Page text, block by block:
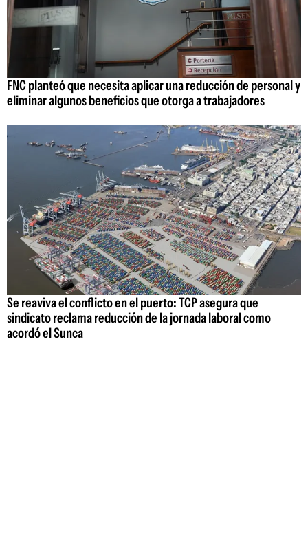
FNC planteó que necesita aplicar una reducción de personal y
eliminar algunos beneficios que otorga a trabajadores
Se reaviva el conflicto en el puerto: TCP asegura que
sindicato reclama reducción de la jornada laboral como
acordó el Sunca